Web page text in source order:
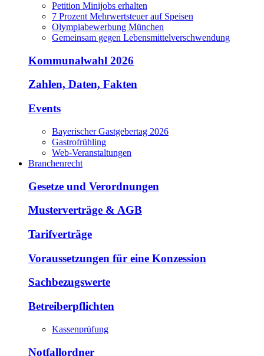
Petition Minijobs erhalten
7 Prozent Mehrwertsteuer auf Speisen
Olympiabewerbung München
Gemeinsam gegen Lebensmittelverschwendung
Kommunalwahl 2026
Zahlen, Daten, Fakten
Events
Bayerischer Gastgebertag 2026
Gastrofrühling
Web-Veranstaltungen
Branchenrecht
Gesetze und Verordnungen
Musterverträge & AGB
Tarifverträge
Voraussetzungen für eine Konzession
Sachbezugswerte
Betreiberpflichten
Kassenprüfung
Notfallordner